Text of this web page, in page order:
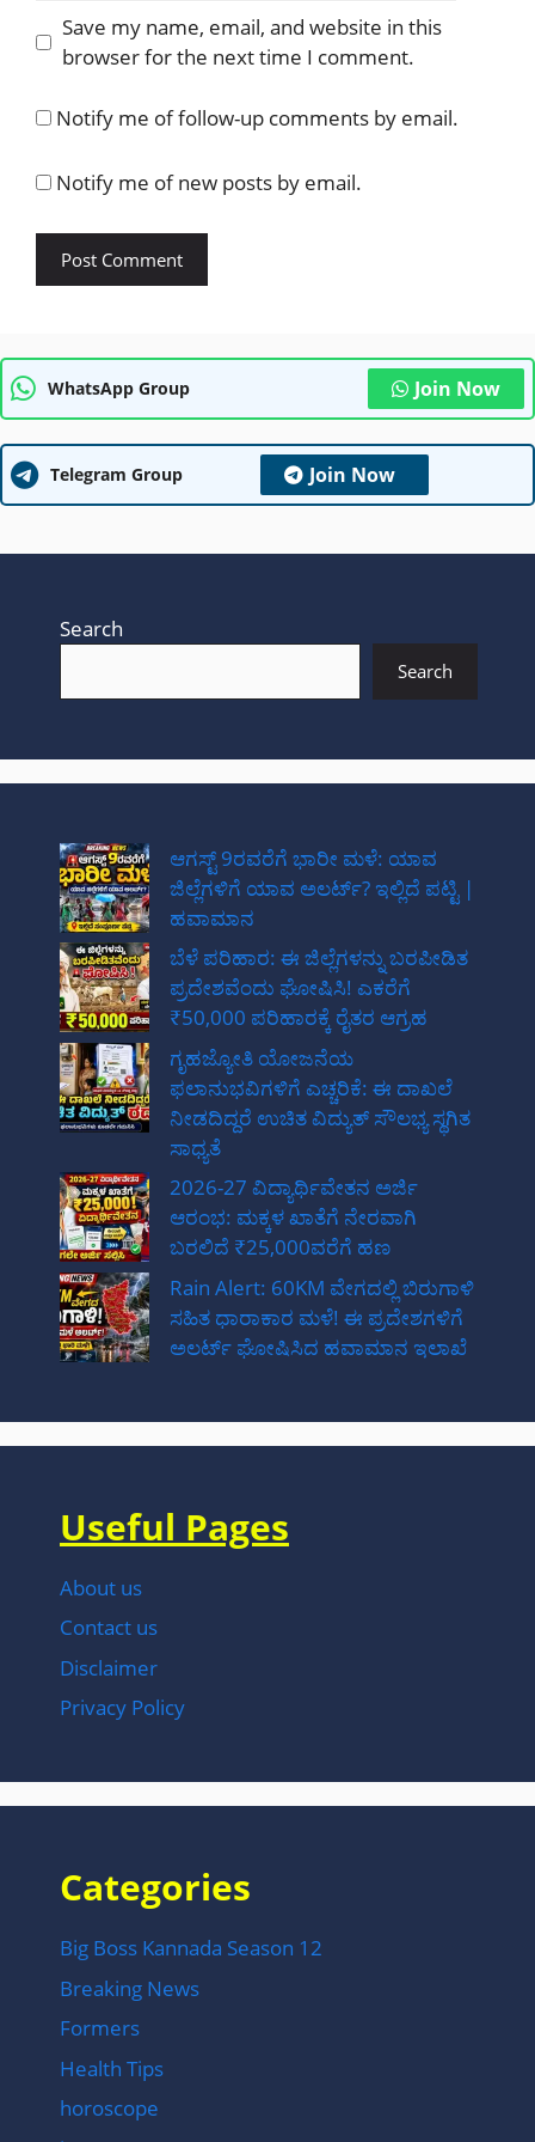
Save my name, email, and website in this
browser for the next time I comment.
Notify me of follow-up comments by email.
Notify me of new posts by email.
WhatsApp Group Join Now
Telegram Group Join Now
Search
Search
ಆಗಸ್ಟ್ 9ರವರೆಗೆ ಭಾರೀ ಮಳೆ: ಯಾವ
ಜಿಲ್ಲೆಗಳಿಗೆ ಯಾವ ಅಲರ್ಟ್? ಇಲ್ಲಿದೆ ಪಟ್ಟಿ |
ಹವಾಮಾನ
ಬೆಳೆ ಪರಿಹಾರ: ಈ ಜಿಲ್ಲೆಗಳನ್ನು ಬರಪೀಡಿತ
ಪ್ರದೇಶವೆಂದು ಘೋಷಿಸಿ! ಎಕರೆಗೆ
₹50,000 ಪರಿಹಾರಕ್ಕೆ ರೈತರ ಆಗ್ರಹ
ಗೃಹಜ್ಯೋತಿ ಯೋಜನೆಯ
ಫಲಾನುಭವಿಗಳಿಗೆ ಎಚ್ಚರಿಕೆ: ಈ ದಾಖಲೆ
ನೀಡದಿದ್ದರೆ ಉಚಿತ ವಿದ್ಯುತ್ ಸೌಲಭ್ಯ ಸ್ಥಗಿತ
ಸಾಧ್ಯತೆ
2026-27 ವಿದ್ಯಾರ್ಥಿವೇತನ ಅರ್ಜಿ
ಆರಂಭ: ಮಕ್ಕಳ ಖಾತೆಗೆ ನೇರವಾಗಿ
ಬರಲಿದೆ ₹25,000ವರೆಗೆ ಹಣ
Rain Alert: 60KM ವೇಗದಲ್ಲಿ ಬಿರುಗಾಳಿ
ಸಹಿತ ಧಾರಾಕಾರ ಮಳೆ! ಈ ಪ್ರದೇಶಗಳಿಗೆ
ಅಲರ್ಟ್ ಘೋಷಿಸಿದ ಹವಾಮಾನ ಇಲಾಖೆ
Useful Pages
About us
Contact us
Disclaimer
Privacy Policy
Categories
Big Boss Kannada Season 12
Breaking News
Formers
Health Tips
horoscope